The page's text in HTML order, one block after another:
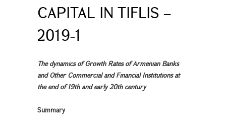
CAPITAL IN TIFLIS –
2019-1
The dynamics of Growth Rates of Armenian Banks
and Other Commercial and Financial Institutions at
the end of 19th and early 20th century
Summary